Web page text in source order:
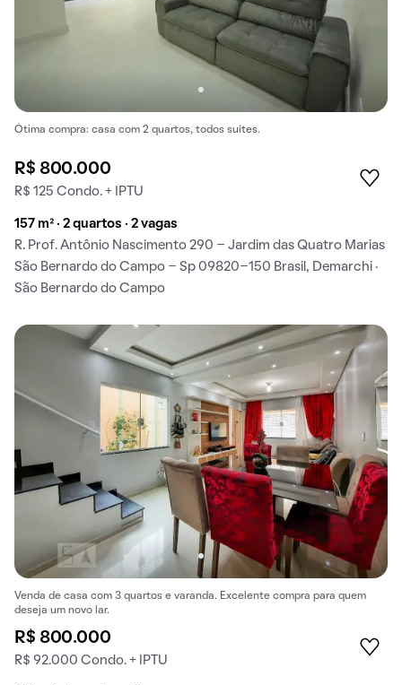
Ótima compra: casa com 2 quartos, todos suítes.
R$ 800.000
R$ 125 Condo. + IPTU
157 m² · 2 quartos · 2 vagas
R. Prof. Antônio Nascimento 290 - Jardim das Quatro Marias
São Bernardo do Campo - Sp 09820-150 Brasil, Demarchi ·
São Bernardo do Campo
Venda de casa com 3 quartos e varanda. Excelente compra para quem
deseja um novo lar.
R$ 800.000
R$ 92.000 Condo. + IPTU